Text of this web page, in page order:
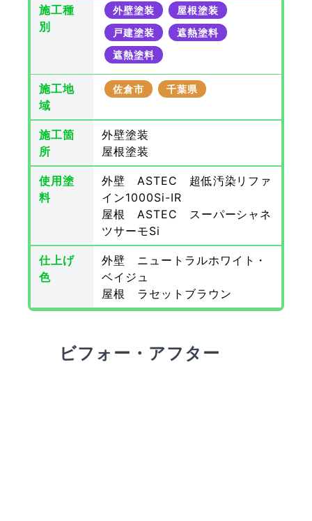
施工種
別
外壁塗装
屋根塗装
戸建塗装
遮熱塗料
遮熱塗料
施工地
域
佐倉市 千葉県
施工箇
所
外壁塗装
屋根塗装
使用塗
料
外壁 ASTEC 超低汚染リファ
イン1000Si-IR
屋根 ASTEC スーパーシャネ
ツサーモSi
仕上げ
色
外壁 ニュートラルホワイト・
ベイジュ
屋根 ラセットブラウン
ビフォー・アフター